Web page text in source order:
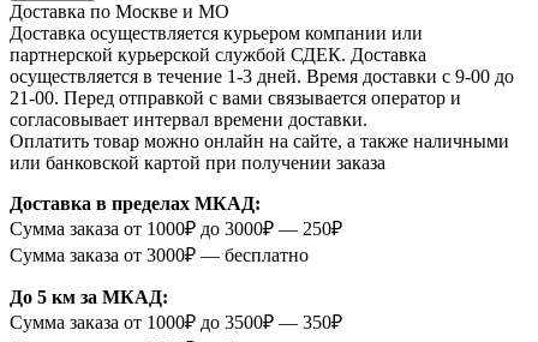
Доставка по Москве и МО
Доставка осуществляется курьером компании или
партнерской курьерской службой СДЕК. Доставка
осуществляется в течение 1-3 дней. Время доставки с 9-00 до
21-00. Перед отправкой с вами связывается оператор и
согласовывает интервал времени доставки.
Оплатить товар можно онлайн на сайте, а также наличными
или банковской картой при получении заказа
Доставка в пределах МКАД:
Сумма заказа от 1000₽ до 3000₽ — 250₽
Сумма заказа от 3000₽ — бесплатно
До 5 км за МКАД:
Сумма заказа от 1000₽ до 3500₽ — 350₽